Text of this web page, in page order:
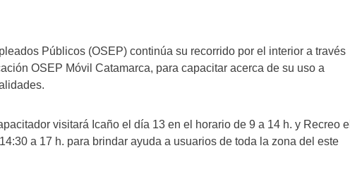
Públicos (OSEP) continúa su recorrido por el interior a través
OSEP Móvil Catamarca, para capacitar acerca de su uso a
visitará Icaño el día 13 en el horario de 9 a 14 h. y Recreo el
a 17 h. para brindar ayuda a usuarios de toda la zona del este